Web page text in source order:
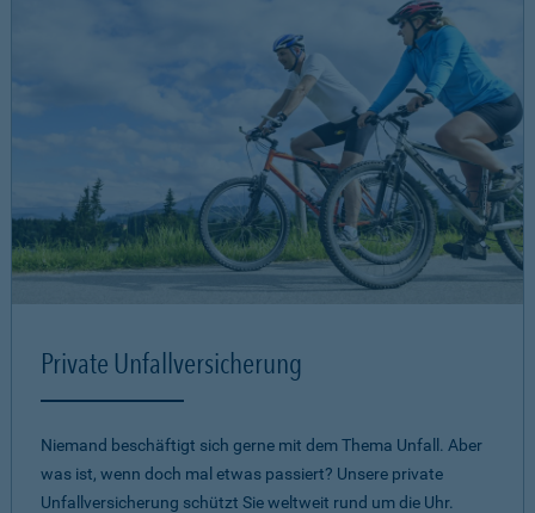
Private Unfallversicherung
Niemand beschäftigt sich gerne mit dem Thema Unfall. Aber
was ist, wenn doch mal etwas passiert? Unsere private
Unfallversicherung schützt Sie weltweit rund um die Uhr.